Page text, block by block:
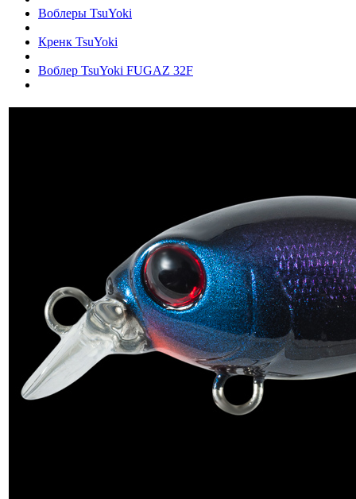
Воблеры TsuYoki
Кренк TsuYoki
Воблер TsuYoki FUGAZ 32F